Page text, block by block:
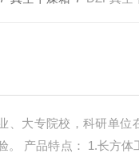
、大专院校，科研单位
。 产品特点： 1.长方体